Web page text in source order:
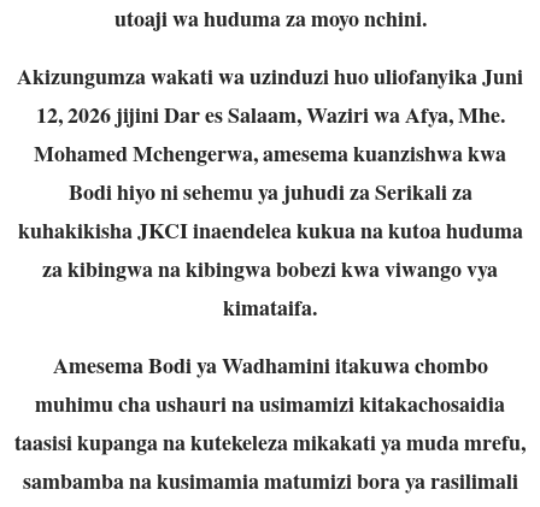
utoaji wa huduma za moyo nchini.
Akizungumza wakati wa uzinduzi huo uliofanyika Juni
12, 2026 jijini Dar es Salaam, Waziri wa Afya, Mhe.
Mohamed Mchengerwa, amesema kuanzishwa kwa
Bodi hiyo ni sehemu ya juhudi za Serikali za
kuhakikisha JKCI inaendelea kukua na kutoa huduma
za kibingwa na kibingwa bobezi kwa viwango vya
kimataifa.
Amesema Bodi ya Wadhamini itakuwa chombo
muhimu cha ushauri na usimamizi kitakachosaidia
taasisi kupanga na kutekeleza mikakati ya muda mrefu,
sambamba na kusimamia matumizi bora ya rasilimali